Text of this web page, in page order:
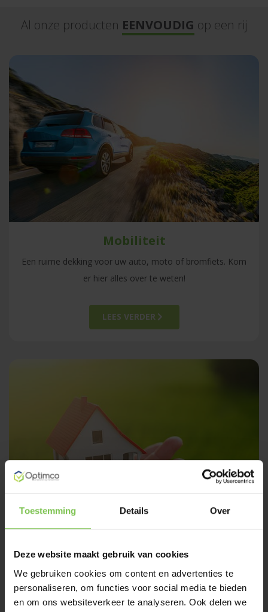
Toestemming Details Over
Deze website maakt gebruik van cookies
We gebruiken cookies om content en advertenties te
personaliseren, om functies voor social media te bieden
en om ons websiteverkeer te analyseren. Ook delen we
Al onze producten EENVOUDIG op een rij
Mobiliteit
Een ruime dekking voor uw auto, moto of bromfiets. Kom
er hier alles over te weten!
LEES VERDER
wij U kunnen verder helpen!